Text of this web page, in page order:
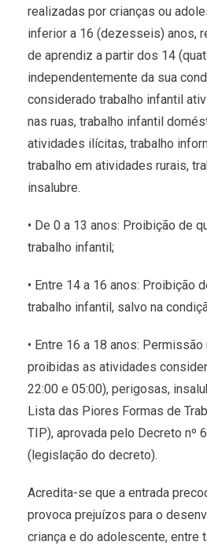
realizadas por crianças ou
inferior a 16 (dezesseis) anos,
de aprendiz a partir dos 14
independentemente da sua
considerado trabalho infantil
nas ruas, trabalho infantil
atividades ilícitas, trabalho
trabalho em atividades rurais,
insalubre.
• De 0 a 13 anos: Proibição de
trabalho infantil;
• Entre 14 a 16 anos: Proibição
trabalho infantil, salvo na
• Entre 16 a 18 anos:
proibidas as atividades
22:00 e 05:00), perigosas,
Lista das Piores Formas de
TIP), aprovada pelo Decreto nº
(legislação do decreto).
Acredita-se que a entrada
provoca prejuízos para o
criança e do adolescente, entre